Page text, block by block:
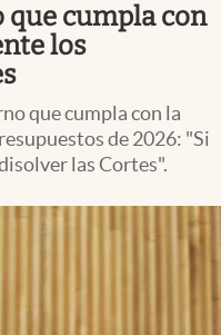
que cumpla con
los
que cumpla con la
de 2026: "Si
las Cortes".